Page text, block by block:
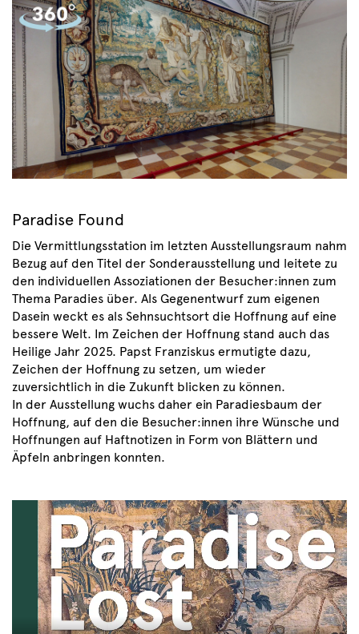
Paradise Found
Die Vermittlungsstation im letzten Ausstellungsraum nahm
Bezug auf den Titel der Sonderausstellung und leitete zu
den individuellen Assoziationen der Besucher:innen zum
Thema Paradies über. Als Gegenentwurf zum eigenen
Dasein weckt es als Sehnsuchtsort die Hoffnung auf eine
bessere Welt. Im Zeichen der Hoffnung stand auch das
Heilige Jahr 2025. Papst Franziskus ermutigte dazu,
Zeichen der Hoffnung zu setzen, um wieder
zuversichtlich in die Zukunft blicken zu können.
In der Ausstellung wuchs daher ein Paradiesbaum der
Hoffnung, auf den die Besucher:innen ihre Wünsche und
Hoffnungen auf Haftnotizen in Form von Blättern und
Äpfeln anbringen konnten.